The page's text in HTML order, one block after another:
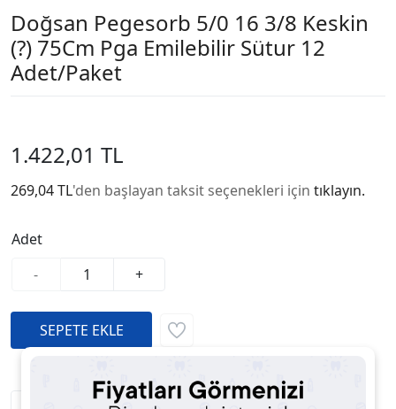
Doğsan Pegesorb 5/0 16 3/8 Keskin
(?) 75Cm Pga Emilebilir Sütur 12
Adet/Paket
1.422,01 TL
269,04 TL'den başlayan taksit seçenekleri için tıklayın.
Adet
-
+